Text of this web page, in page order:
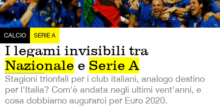
CALCIO SERIE A
I legami invisibili tra
Nazionale e Serie A
Stagioni trionfali per i club italiani, analogo destino
per l'Italia? Com'è andata negli ultimi vent'anni, e
cosa dobbiamo augurarci per Euro 2020.